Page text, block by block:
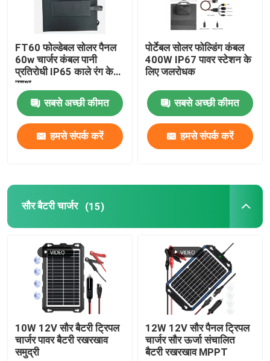
FT60 फोल्डेबल सोलर पैनल
60w चार्जर कंबल पानी
प्रतिरोधी IP65 काले रंग के
साथ
सबसे अच्छी कीमत
हमसे संपर्क करें
पोर्टेबल सोलर फोल्डिंग कंबल
400W IP67 पावर स्टेशन के
लिए जलरोधक
सबसे अच्छी कीमत
हमसे संपर्क करें
सौर बैटरी चार्जर (15)
10W 12V सौर बैटरी ट्रिपल
चार्जर पावर बैटरी रखरखाव
समुद्री
12W 12V सौर पैनल ट्रिपल
चार्जर सौर ऊर्जा संचालित
बैटरी रखरखाव MPPT